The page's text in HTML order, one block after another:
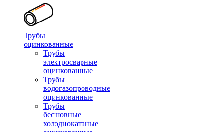
Трубы
оцинкованные
Трубы
электросварные
оцинкованные
Трубы
водогазопроводные
оцинкованные
Трубы
бесшовные
холоднокатаные